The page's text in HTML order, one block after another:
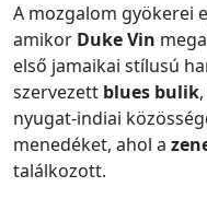
A mozgalom gyökerei
amikor Duke Vin
első jamaikai stílusú
szervezett blues bulik
nyugat-indiai
menedéket, ahol a
találkozott.